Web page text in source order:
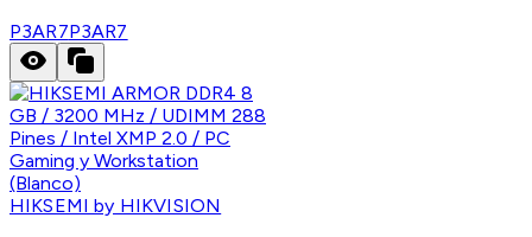
P3AR7P3AR7
HIKSEMI by HIKVISION